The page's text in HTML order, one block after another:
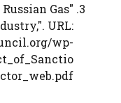
Gas
URL:
wp-